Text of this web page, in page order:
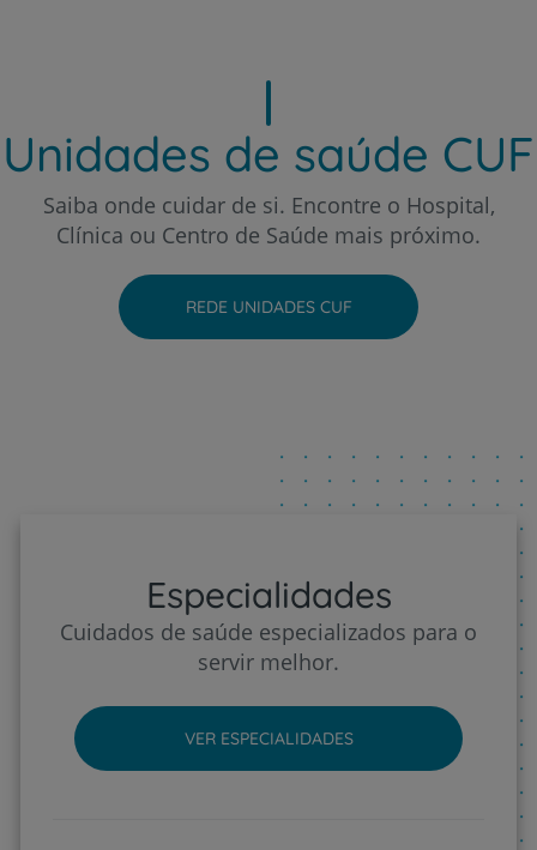
Hospital CUF Sintra
Hospital CUF Tejo - Lisboa
Hospital CUF Torres Vedras
Unidades de saúde CUF
Saiba onde cuidar de si. Encontre o Hospital,
Clínica ou Centro de Saúde mais próximo.
REDE UNIDADES CUF
Especialidades
Cuidados de saúde especializados para o
servir melhor.
VER ESPECIALIDADES